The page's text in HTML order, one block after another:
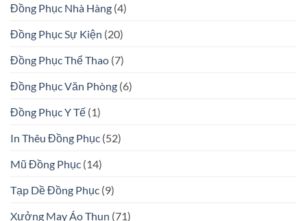
Đồng Phục Nhà Hàng (4)
Đồng Phục Sự Kiện (20)
Đồng Phục Thể Thao (7)
Đồng Phục Văn Phòng (6)
Đồng Phục Y Tế (1)
In Thêu Đồng Phục (52)
Mũ Đồng Phục (14)
Tạp Dề Đồng Phục (9)
Xưởng May Áo Thun (71)